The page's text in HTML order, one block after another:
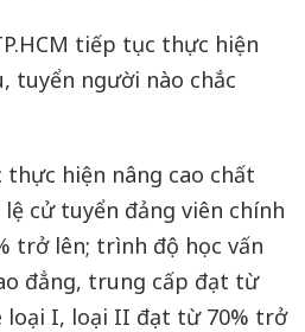
tiếp tục thực hiện
tuyển người nào chắc
hiện nâng cao chất
cử tuyển đảng viên chính
trở lên; trình độ học vấn
đẳng, trung cấp đạt từ
loại I, loại II đạt từ 70% trở